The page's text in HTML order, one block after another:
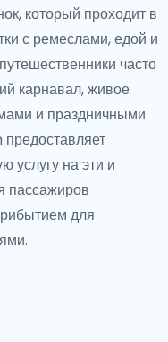
который проходит в
с ремеслами, едой и
часто
карнавал, живое
и праздничными
услугу на эти и
пассажиров
для